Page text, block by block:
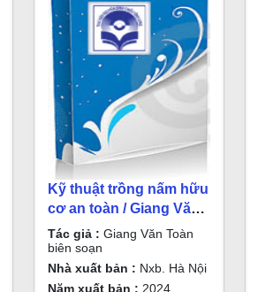
Kỹ thuật trồng nấm hữu
cơ an toàn / Giang Văn
Toàn biên soạn
Tác giả : Giang Văn Toàn
biên soạn
Nhà xuất bản : Nxb. Hà Nội
Năm xuất bản : 2024